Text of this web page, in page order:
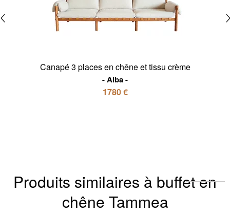
Canapé 3 places en chêne et tissu crème
Alba
1780 €
Produits similaires à buffet en
chêne Tammea